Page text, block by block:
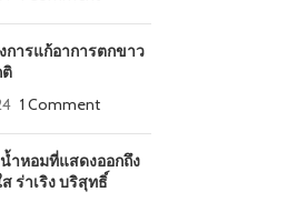
การแก้อาการตกขาว
1 Comment
ำหอมที่แสดงออกถึง
ร่าเริง บริสุทธิ์